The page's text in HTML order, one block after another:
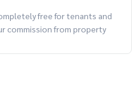
renovated
free for tenants and
commission from property